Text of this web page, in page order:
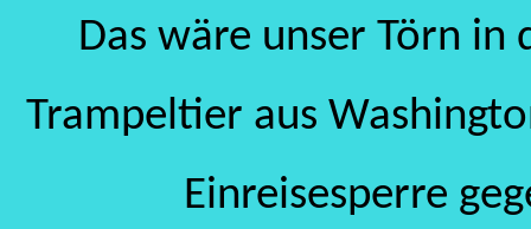
Das wäre unser Törn in
Trampeltier aus
Einreisesperre